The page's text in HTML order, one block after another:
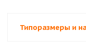
Типоразмеры и